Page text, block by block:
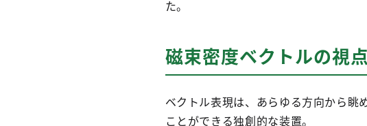
た。
磁束密度ベクトルの視
ベクトル表現は、あらゆる方向から眺
ことができる独創的な装置。